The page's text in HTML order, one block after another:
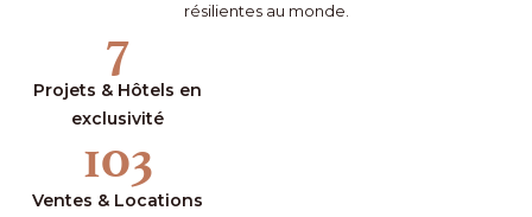
résilientes au monde.
Projets & Hôtels en
exclusivité
7
Ventes & Locations
103